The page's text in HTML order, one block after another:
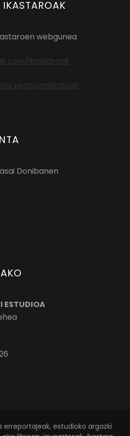
webgunea
ikastaroak
Donibanen
ESTUDIOA
erreportajeak, estudioko argazki